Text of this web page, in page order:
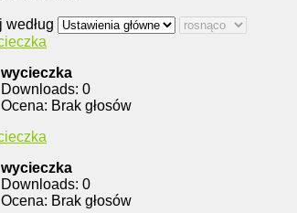
według
wycieczka
Downloads: 0
Ocena: Brak głosów
wycieczka
Downloads: 0
Ocena: Brak głosów